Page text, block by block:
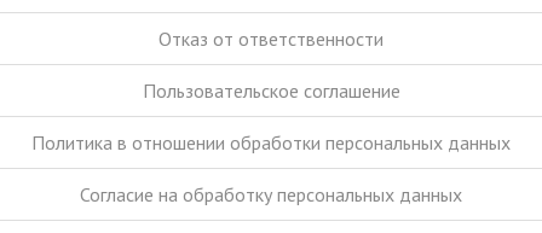
Отказ от ответственности
Пользовательское соглашение
Политика в отношении обработки персональных данных
Согласие на обработку персональных данных